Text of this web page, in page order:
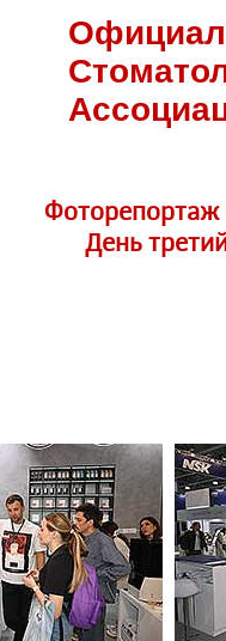
Фоторепортаж
День